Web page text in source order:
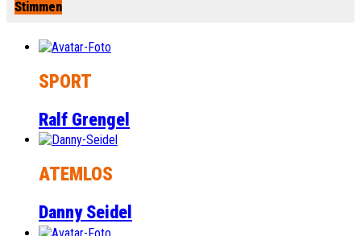
Stimmen
SPORT
Ralf Grengel
ATEMLOS
Danny Seidel